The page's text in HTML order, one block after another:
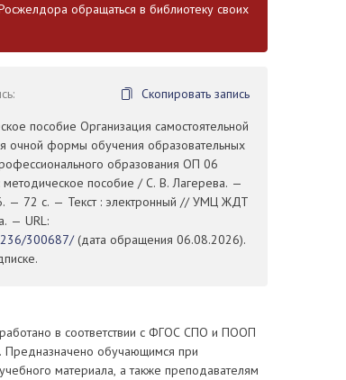
обращаться в библиотеку своих
Скопировать запись
пособие Организация самостоятельной
очной формы обучения образовательных
образования ОП 06
методическое пособие / С. В. Лагерева. —
— 72 с. — Текст : электронный // УМЦ ЖДТ
— URL:
300687/(дата обращения 06.08.2026).
в соответствии с ФГОС СПО и ПООП
Предназначено обучающимся при
материала, а также преподавателям